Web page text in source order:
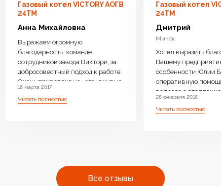
Все отзывы
Газовый котел VICTORY АОГВ
24TM
Анна Михайловна
Выражаем огромную
благодарность, команде
сотрудников завода Виктори, за
добросовестный подход к работе.
Очень приветливые , отзывчивые
менеджеры ответили на все
интересующие вопросы, дали
чисто . Оборудование работает
бесшумно.Очень довольны что
16 марта 2017
Читать полностью
Газовый котел
24TM
Дмитрий
Минск
Хотел выразить
Вашему
особенности Юлии
оперативную
вопроса с
возможность
замены
очень много людей
одном месте
28 февраля 2018
Читать полностью